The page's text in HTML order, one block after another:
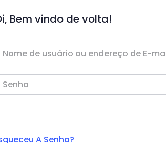
Bem vindo de volta!
A Senha?